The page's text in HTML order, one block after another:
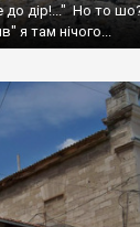
до дір!..." Но то
я там нічого...